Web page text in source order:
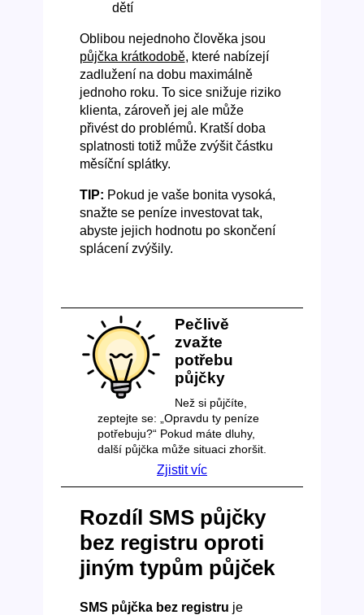
dětí
Oblibou nejednoho člověka jsou
půjčka krátkodobě, které nabízejí
zadlužení na dobu maximálně
jednoho roku. To sice snižuje riziko
klienta, zároveň jej ale může
přivést do problémů. Kratší doba
splatnosti totiž může zvýšit částku
měsíční splátky.
TIP: Pokud je vaše bonita vysoká,
snažte se peníze investovat tak,
abyste jejich hodnotu po skončení
splácení zvýšily.
Pečlivě
zvažte
potřebu
půjčky
Než si půjčíte,
zeptejte se: „Opravdu ty peníze
potřebuju?“ Pokud máte dluhy,
další půjčka může situaci zhoršit.
Zjistit víc
Rozdíl SMS půjčky
bez registru oproti
jiným typům půjček
SMS půjčka bez registru je